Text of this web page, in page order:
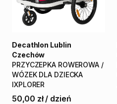
PRZYCZEPKA ROWEROWA ​/​
WÓZEK DLA DZIECKA
IXPLORER
Decathlon Lublin
Czechów
50,00 zł / dzień